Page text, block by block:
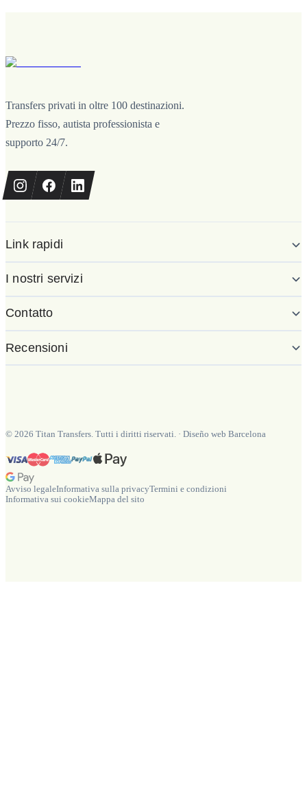
Transfers privati in oltre 100 destinazioni.
Prezzo fisso, autista professionista e
supporto 24/7.
Link rapidi
I nostri servizi
Contatto
Recensioni
© 2026 Titan Transfers. Tutti i diritti riservati. · Diseño web Barcelona
Avviso legaleInformativa sulla privacyTermini e condizioni
Informativa sui cookieMappa del sito